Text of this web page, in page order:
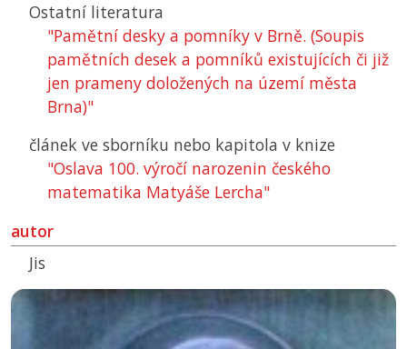
Ostatní literatura
"Pamětní desky a pomníky v Brně. (Soupis
pamětních desek a pomníků existujících či již
jen prameny doložených na území města
Brna)"
článek ve sborníku nebo kapitola v knize
"Oslava 100. výročí narozenin českého
matematika Matyáše Lercha"
autor
Jis